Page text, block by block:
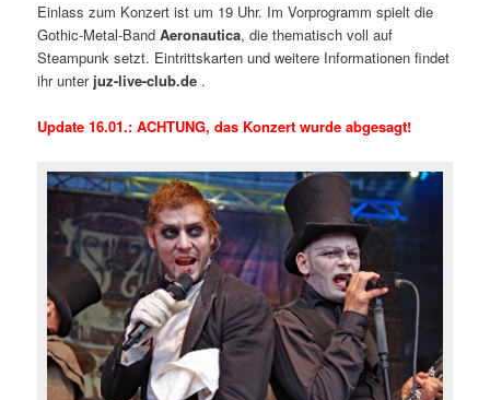
Einlass zum Konzert ist um 19 Uhr. Im Vorprogramm spielt die
Gothic-Metal-BandAeronautica, die thematisch voll auf
Steampunk setzt. Eintrittskarten und weitere Informationen findet
ihr unter juz-live-club.de .
Update 16.01.: ACHTUNG, das Konzert wurde abgesagt!